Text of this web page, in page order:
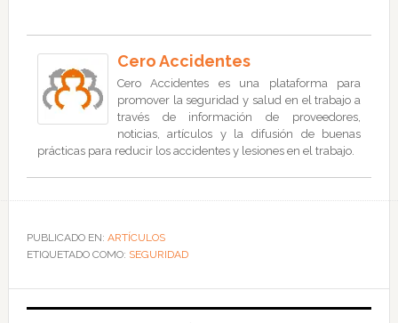
Cero Accidentes
Cero Accidentes es una plataforma para
promover la seguridad y salud en el trabajo a
través de información de proveedores,
noticias, artículos y la difusión de buenas
prácticas para reducir los accidentes y lesiones en el trabajo.
PUBLICADO EN: ARTÍCULOS
ETIQUETADO COMO: SEGURIDAD